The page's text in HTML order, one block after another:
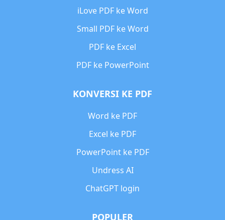
iLove PDF ke Word
Small PDF ke Word
PDF ke Excel
PDF ke PowerPoint
KONVERSI KE PDF
Word ke PDF
Excel ke PDF
PowerPoint ke PDF
Undress AI
ChatGPT login
POPULER